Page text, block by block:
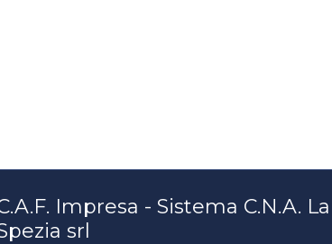
Impresa - Sistema C.N.A. La
srl